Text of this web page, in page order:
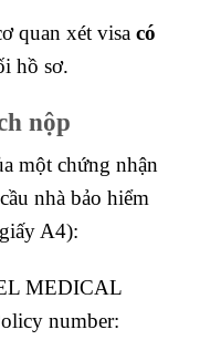
quan xét visa có
hồ sơ.
nộp
một chứng nhận
nhà bảo hiểm
A4):
number: